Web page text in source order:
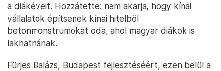
a diákéveit. Hozzátette: nem akarja, hogy kínai
vállalatok építsenek kínai hitelből
betonmonstrumokat oda, ahol magyar diákok is
lakhatnának.
Fürjes Balázs, Budapest fejlesztéséért, ezen belül a